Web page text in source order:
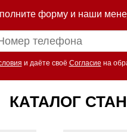
форму и наши
и даёте своё Согласие на
КАТАЛОГ